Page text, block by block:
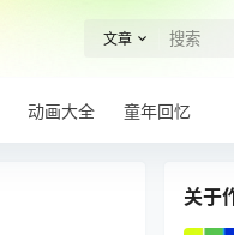
文章
动画大全 童年回忆
关于